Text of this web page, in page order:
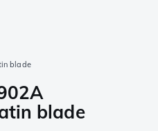
blade
blade